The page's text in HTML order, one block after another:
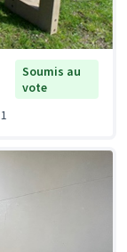
Soumis au
vote
1